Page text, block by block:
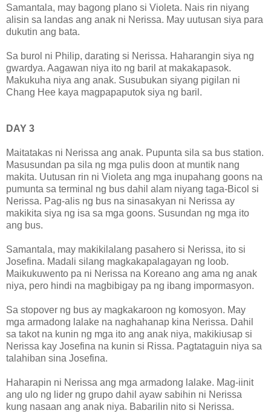
Samantala, may bagong plano si Violeta. Nais rin niyang
alisin sa landas ang anak ni Nerissa. May uutusan siya para
dukutin ang bata.
Sa burol ni Philip, darating si Nerissa. Haharangin siya ng
gwardya. Aagawan niya ito ng baril at makakapasok.
Makukuha niya ang anak. Susubukan siyang pigilan ni
Chang Hee kaya magpapaputok siya ng baril.
DAY 3
Maitatakas ni Nerissa ang anak. Pupunta sila sa bus station.
Masusundan pa sila ng mga pulis doon at muntik nang
makita. Uutusan rin ni Violeta ang mga inupahang goons na
pumunta sa terminal ng bus dahil alam niyang taga-Bicol si
Nerissa. Pag-alis ng bus na sinasakyan ni Nerissa ay
makikita siya ng isa sa mga goons. Susundan ng mga ito
ang bus.
Samantala, may makikilalang pasahero si Nerissa, ito si
Josefina. Madali silang magkakapalagayan ng loob.
Maikukuwento pa ni Nerissa na Koreano ang ama ng anak
niya, pero hindi na magbibigay pa ng ibang impormasyon.
Sa stopover ng bus ay magkakaroon ng komosyon. May
mga armadong lalake na naghahanap kina Nerissa. Dahil
sa takot na kunin ng mga ito ang anak niya, makikiusap si
Nerissa kay Josefina na kunin si Rissa. Pagtataguin niya sa
talahiban sina Josefina.
Haharapin ni Nerissa ang mga armadong lalake. Mag-iinit
ang ulo ng lider ng grupo dahil ayaw sabihin ni Nerissa
kung nasaan ang anak niya. Babarilin nito si Nerissa.